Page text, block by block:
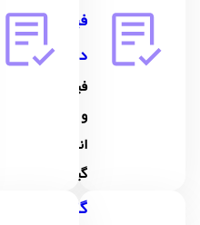
فیزیک
دهم
فیزیک
و
اندازه
گیری
گام به